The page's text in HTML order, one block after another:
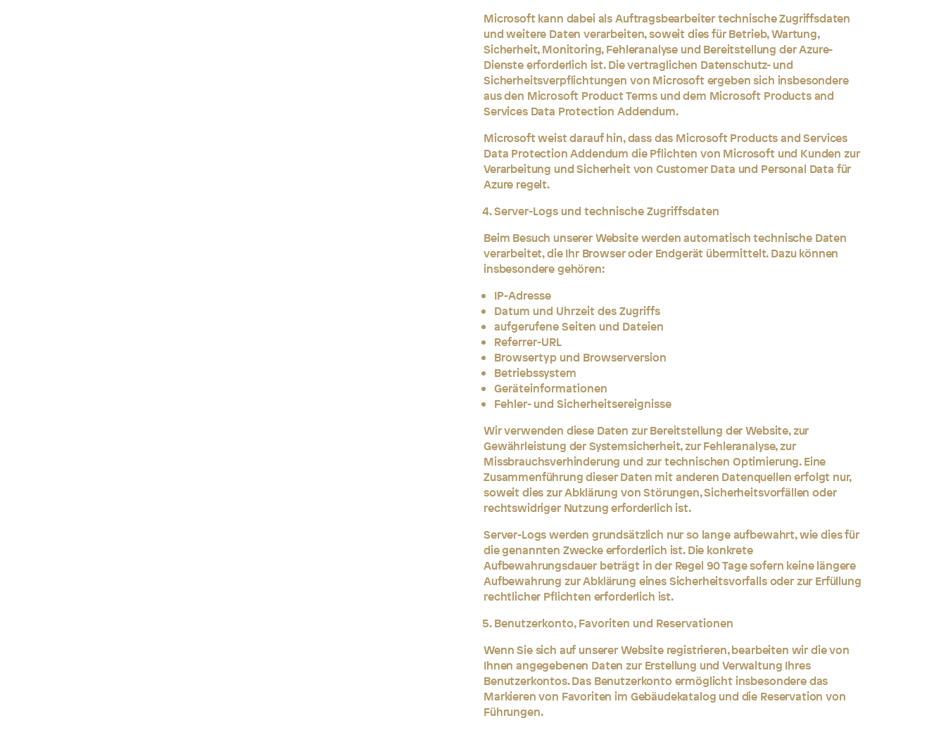
Microsoft kann dabei als Auftragsbearbeiter technische Zugriffsdaten
und weitere Daten verarbeiten, soweit dies für Betrieb, Wartung,
Sicherheit, Monitoring, Fehleranalyse und Bereitstellung der Azure-
Dienste erforderlich ist. Die vertraglichen Datenschutz- und
Sicherheitsverpflichtungen von Microsoft ergeben sich insbesondere
aus den Microsoft Product Terms und dem Microsoft Products and
Services Data Protection Addendum.
Microsoft weist darauf hin, dass das Microsoft Products and Services
Data Protection Addendum die Pflichten von Microsoft und Kunden zur
Verarbeitung und Sicherheit von Customer Data und Personal Data für
Azure regelt.
Server-Logs und technische Zugriffsdaten
Beim Besuch unserer Website werden automatisch technische Daten
verarbeitet, die Ihr Browser oder Endgerät übermittelt. Dazu können
insbesondere gehören:
IP-Adresse
Datum und Uhrzeit des Zugriffs
aufgerufene Seiten und Dateien
Referrer-URL
Browsertyp und Browserversion
Betriebssystem
Geräteinformationen
Fehler- und Sicherheitsereignisse
Wir verwenden diese Daten zur Bereitstellung der Website, zur
Gewährleistung der Systemsicherheit, zur Fehleranalyse, zur
Missbrauchsverhinderung und zur technischen Optimierung. Eine
Zusammenführung dieser Daten mit anderen Datenquellen erfolgt nur,
soweit dies zur Abklärung von Störungen, Sicherheitsvorfällen oder
rechtswidriger Nutzung erforderlich ist.
Server-Logs werden grundsätzlich nur so lange aufbewahrt, wie dies für
die genannten Zwecke erforderlich ist. Die konkrete
Aufbewahrungsdauer beträgt in der Regel 90 Tage sofern keine längere
Aufbewahrung zur Abklärung eines Sicherheitsvorfalls oder zur Erfüllung
rechtlicher Pflichten erforderlich ist.
Benutzerkonto, Favoriten und Reservationen
Wenn Sie sich auf unserer Website registrieren, bearbeiten wir die von
Ihnen angegebenen Daten zur Erstellung und Verwaltung Ihres
Benutzerkontos. Das Benutzerkonto ermöglicht insbesondere das
Markieren von Favoriten im Gebäudekatalog und die Reservation von
Führungen.